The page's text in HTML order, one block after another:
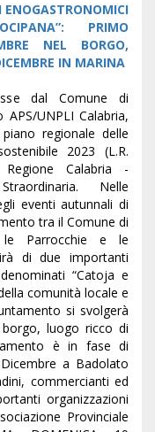
ENOGASTRONOMICI
PRIMO
NEL BORGO,
IN MARINA
dal Comune di
UNPLI Calabria,
regionale delle
2023 (L.R.
Calabria -
Nelle
eventi autunnali di
tra il Comune di
le Parrocchie e le
di due importanti
“Catoja e
comunità locale e
si svolgerà
borgo, luogo ricco di
è in fase di
a Badolato
commercianti ed
organizzazioni
Provinciale